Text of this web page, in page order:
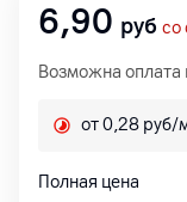
6,90 руб со
Возможна
от 0,28 руб/
Полная цена